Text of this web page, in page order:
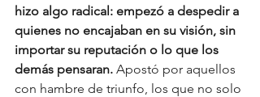
hizo algo radical: empezó a despedir a
quienes no encajaban en su visión, sin
importar su reputación o lo que los
demás pensaran. Apostó por aquellos
con hambre de triunfo, los que no solo